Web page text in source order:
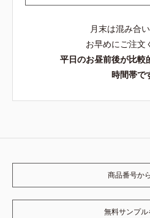
月末は混み合
お早めにご注文
平日のお昼前後が比較
時間帯で
商品番号か
無料サンプ